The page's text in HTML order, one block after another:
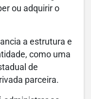
ou adquirir o
a estrutura e
como uma
de
parceira.